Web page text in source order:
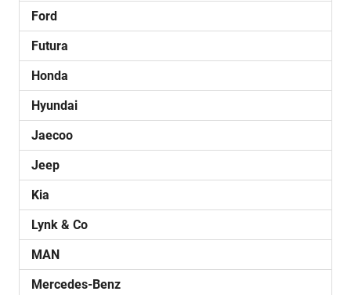
Ford
Futura
Honda
Hyundai
Jaecoo
Jeep
Kia
Lynk & Co
MAN
Mercedes-Benz